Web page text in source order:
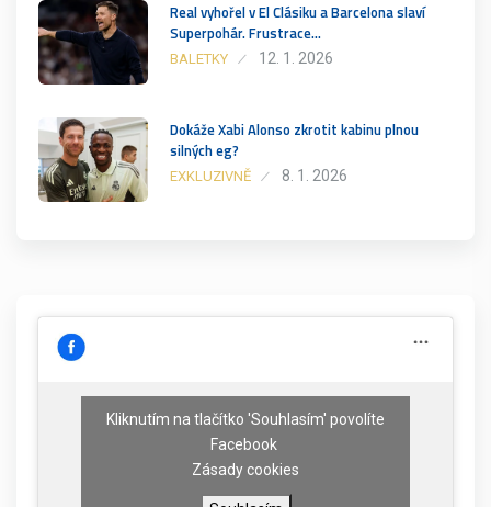
Real vyhořel v El Clásiku a Barcelona slaví
Superpohár. Frustrace…
BALETKY 12. 1. 2026
Dokáže Xabi Alonso zkrotit kabinu plnou
silných eg?
EXKLUZIVNĚ 8. 1. 2026
Kliknutím na tlačítko 'Souhlasím' povolíte
Facebook
Zásady cookies